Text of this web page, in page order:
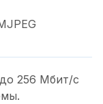
256 Мбит/с